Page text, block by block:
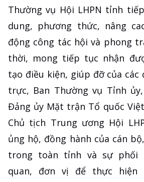
Thường vụ Hội LHPN tỉnh
dung, phương thức, nâng
động công tác hội và phong
thời, mong tiếp tục nhận
tạo điều kiện, giúp đỡ của các
trực, Ban Thường vụ Tỉnh
Đảng ủy Mặt trận Tổ quốc
Chủ tịch Trung ương Hội
ủng hộ, đồng hành của cán
trong toàn tỉnh và sự phối
quan, đơn vị để thực hiện